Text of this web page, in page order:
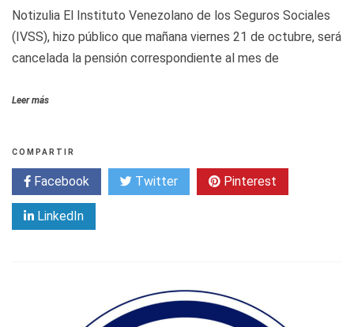
Notizulia El Instituto Venezolano de los Seguros Sociales
(IVSS), hizo público que mañana viernes 21 de octubre, será
cancelada la pensión correspondiente al mes de
Leer más
COMPARTIR
Facebook Twitter Pinterest
LinkedIn